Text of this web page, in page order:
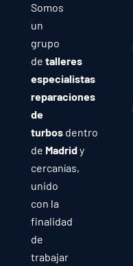
Somos
un
grupo
de talleres
especialistas
reparaciones
de
turbosdentro
de Madridy
cercanías,
unido
con la
finalidad
de
trabajar